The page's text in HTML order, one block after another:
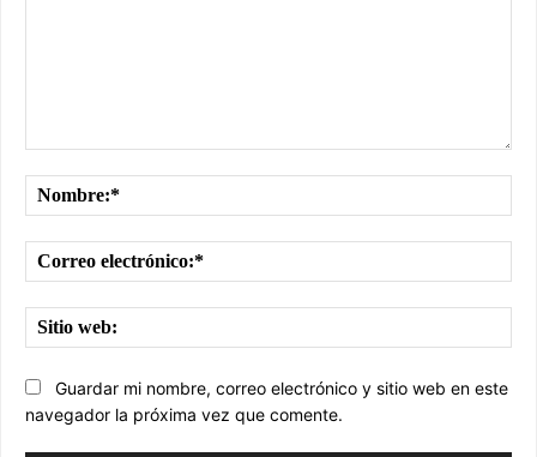
Guardar mi nombre, correo electrónico y sitio web en este
navegador la próxima vez que comente.